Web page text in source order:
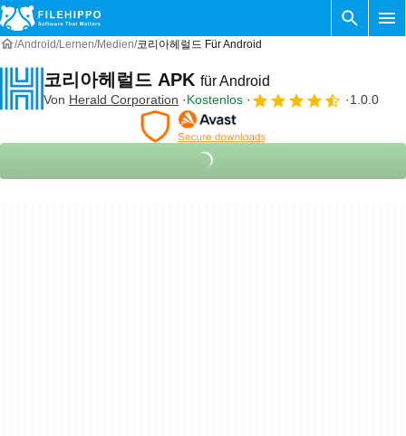
Android Lernen Medien 코리아헤럴드 Für Android
코리아헤럴드 APK für Android
Von Herald Corporation Kostenlos 1.0.0